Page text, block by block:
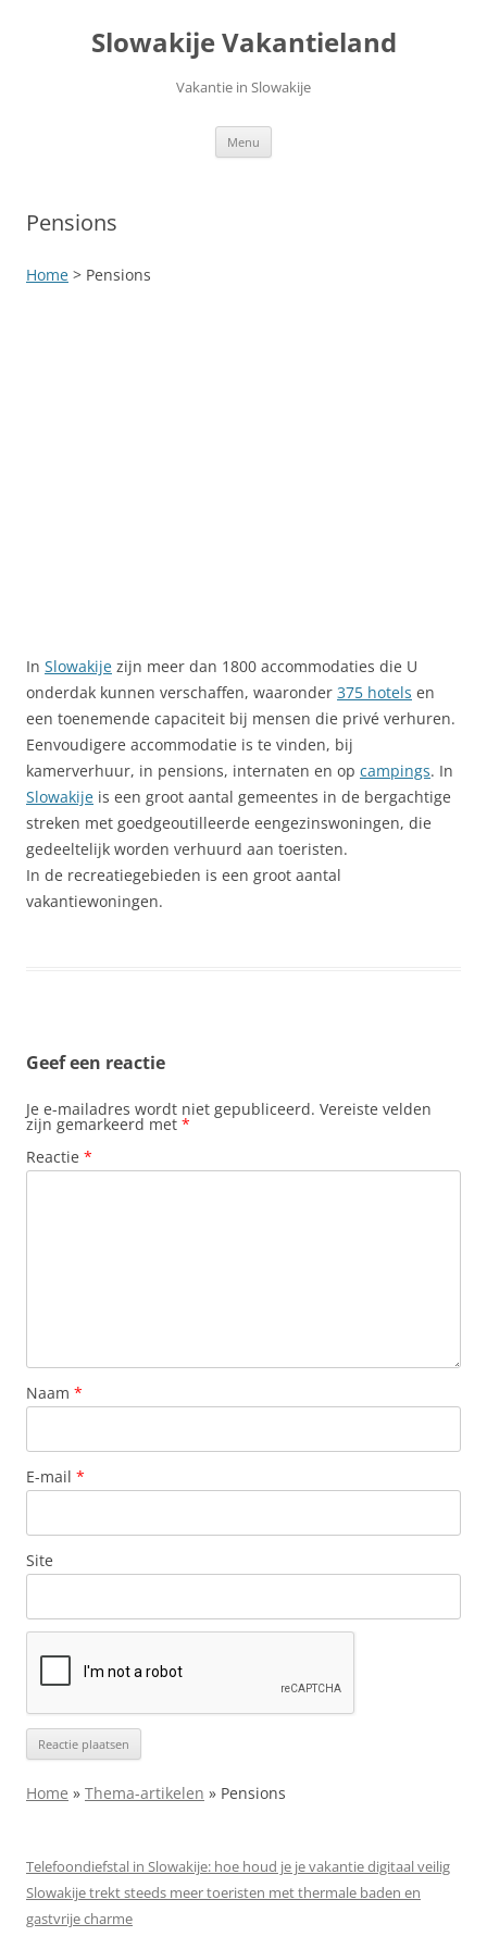
Slowakije Vakantieland
Vakantie in Slowakije
Menu
Pensions
Home > Pensions
In Slowakije zijn meer dan 1800 accommodaties die U
onderdak kunnen verschaffen, waaronder 375 hotels en
een toenemende capaciteit bij mensen die privé verhuren.
Eenvoudigere accommodatie is te vinden, bij
kamerverhuur, in pensions, internaten en op campings. In
Slowakije is een groot aantal gemeentes in de bergachtige
streken met goedgeoutilleerde eengezinswoningen, die
gedeeltelijk worden verhuurd aan toeristen.
In de recreatiegebieden is een groot aantal
vakantiewoningen.
Geef een reactie
Je e-mailadres wordt niet gepubliceerd. Vereiste velden
zijn gemarkeerd met *
Reactie *
Naam *
E-mail *
Site
Home » Thema-artikelen » Pensions
Telefoondiefstal in Slowakije: hoe houd je je vakantie digitaal veilig
Slowakije trekt steeds meer toeristen met thermale baden en
gastvrije charme